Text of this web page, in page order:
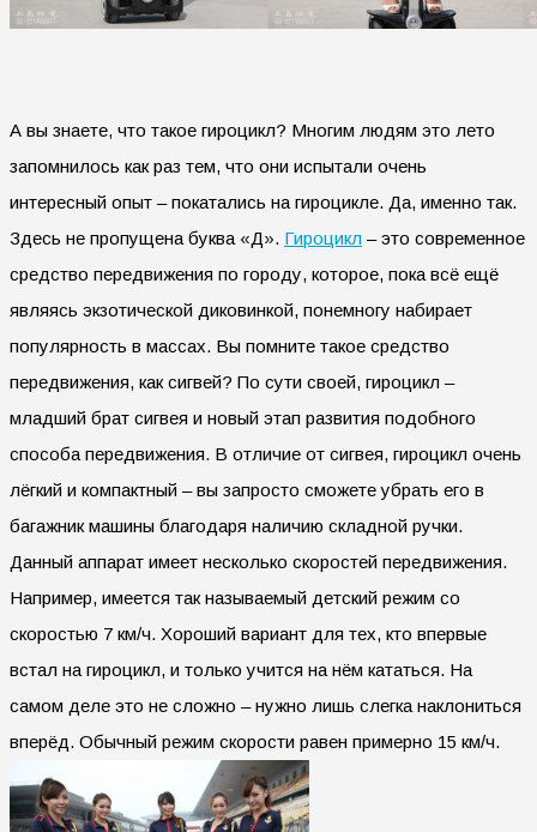
А вы знаете, что такое гироцикл? Многим людям это лето
запомнилось как раз тем, что они испытали очень
интересный опыт – покатались на гироцикле. Да, именно так.
Здесь не пропущена буква «Д». Гироцикл – это современное
средство передвижения по городу, которое, пока всё ещё
являясь экзотической диковинкой, понемногу набирает
популярность в массах. Вы помните такое средство
передвижения, как сигвей? По сути своей, гироцикл –
младший брат сигвея и новый этап развития подобного
способа передвижения. В отличие от сигвея, гироцикл очень
лёгкий и компактный – вы запросто сможете убрать его в
багажник машины благодаря наличию складной ручки.
Данный аппарат имеет несколько скоростей передвижения.
Например, имеется так называемый детский режим со
скоростью 7 км/ч. Хороший вариант для тех, кто впервые
встал на гироцикл, и только учится на нём кататься. На
самом деле это не сложно – нужно лишь слегка наклониться
вперёд. Обычный режим скорости равен примерно 15 км/ч.